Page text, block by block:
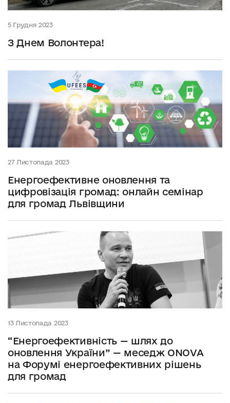
5 Грудня 2023
З Днем Волонтера!
27 Листопада 2023
Енергоефективне оновлення та
цифровізація громад: онлайн семінар
для громад Львівщини
13 Листопада 2023
“Енергоефективність — шлях до
оновлення України” — меседж ONOVA
на Форумі енергоефективних рішень
для громад